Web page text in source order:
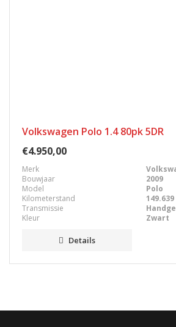
Volkswagen Polo 1.4 80pk 5DR
€4.950,00
Merk
Bouwjaar
2009
Model
Polo
Kilometerstand
149.639
Transmissie
Kleur
Zwart
Details